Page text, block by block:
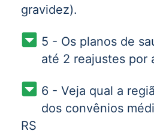
gravidez).
5 - Os planos de
até 2 reajustes por
6 - Veja qual a
dos convênios
RS